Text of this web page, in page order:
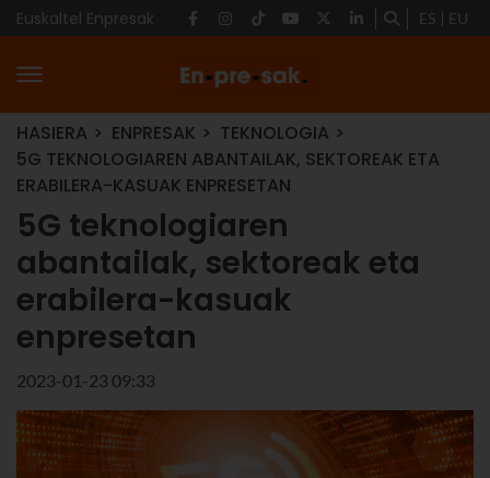
Euskaltel Enpresak ES EU
HASIERA ENPRESAK
TEKNOLOGIA
5G TEKNOLOGIAREN ABANTAILAK, SEKTOREAK ETA
ERABILERA-KASUAK ENPRESETAN
5G teknologiaren
abantailak, sektoreak eta
erabilera-kasuak
enpresetan
2023-01-23 09:33